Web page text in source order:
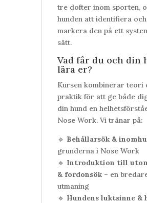
tre dofter inom sporten,
hunden att identifiera och
markera den på ett
sätt.
Vad får du och din
lära er?
Kursen kombinerar teori
praktik för att ge både
din hund en
Nose Work. Vi tränar på:
🔹 Behållarsök &
grunderna i Nose Work
🔹 Introduktion till
& fordonsök– en
utmaning
🔹 Hundens luktsinne &